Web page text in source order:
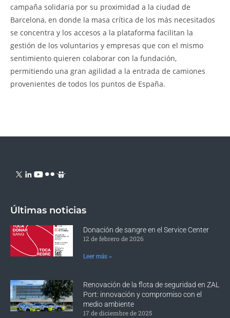
campaña solidaria por su proximidad a la ciudad de
Barcelona, en donde la masa crítica de los más necesitados
se concentra y los accesos a la plataforma facilitan la
gestión de los voluntarios y empresas que con el mismo
sentimiento quieren colaborar con la fundación,
permitiendo una gran agilidad a la entrada de camiones
provenientes de todos los puntos de España.
Últimas noticias
Donación de sangre en el Service Center
12 de febrero de 2026
Leer más »
Renovación de la flota de seguridad en ZAL
Port: innovación y compromiso con el
medio ambiente
17 de diciembre de 2025